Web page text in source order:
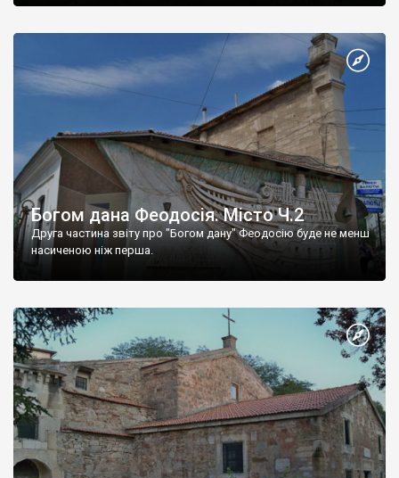
Богом дана Феодосія. Місто Ч.2
Друга частина звіту про "Богом дану" Феодосію буде не менш
насиченою ніж перша.